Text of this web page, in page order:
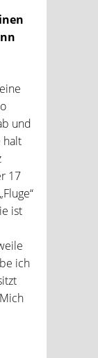
und
halt
17
ist
ich